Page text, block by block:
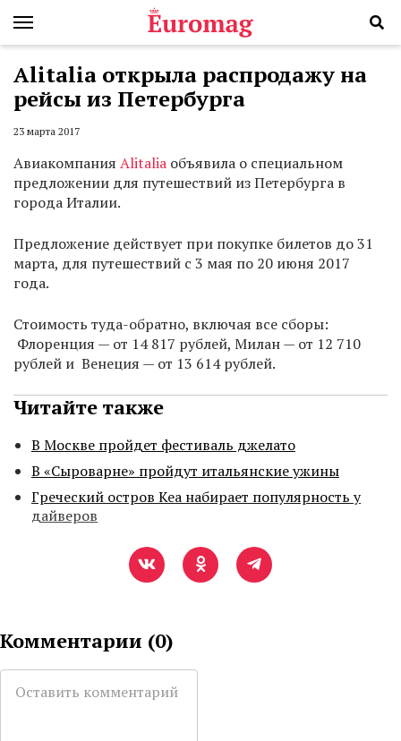
Alitalia открыла распродажу на
рейсы из Петербурга
23 марта 2017
Авиакомпания Alitalia объявила о специальном
предложении для путешествий из Петербурга в
города Италии.
Предложение действует при покупке билетов до 31
марта, для путешествий с 3 мая по 20 июня 2017
года.
Стоимость туда-обратно, включая все сборы:
Флоренция — от 14 817 рублей, Милан — от 12 710
рублей и Венеция — от 13 614 рублей.
Читайте также
В Москве пройдет фестиваль джелато
В «Сыроварне» пройдут итальянские ужины
Греческий остров Кеа набирает популярность у
дайверов
Комментарии (0)